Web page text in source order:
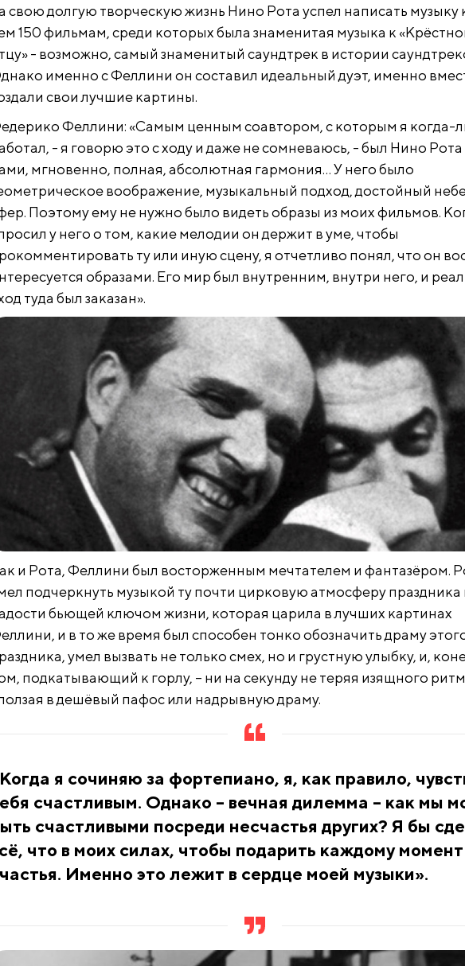
свою долгую творческую жизнь Нино Рота успел написать музыку
150 фильмам, среди которых была знаменитая музыка к
- возможно, самый знаменитый саундтрек в истории
именно с Феллини он составил идеальный дуэт, именно
свои лучшие картины.
Феллини: «Самым ценным соавтором, с которым я когда-
- я говорю это с ходу и даже не сомневаюсь, - был Нино
мгновенно, полная, абсолютная гармония… У него было
воображение, музыкальный подход, достойный
Поэтому ему не нужно было видеть образы из моих фильмов.
у него о том, какие мелодии он держит в уме, чтобы
ту или иную сцену, я отчетливо понял, что он
образами. Его мир был внутренним, внутри него, и
туда был заказан».
и Рота, Феллини был восторженным мечтателем и фантазёром.
подчеркнуть музыкой ту почти цирковую атмосферу праздника
бьющей ключом жизни, которая царила в лучших картинах
и в то же время был способен тонко обозначить драму
умел вызвать не только смех, но и грустную улыбку, и,
подкатывающий к горлу, – ни на секунду не теряя изящного
в дешёвый пафос или надрывную драму.
я сочиняю за фортепиано, я, как правило,
счастливым. Однако – вечная дилемма – как мы
счастливыми посреди несчастья других? Я бы
что в моих силах, чтобы подарить каждому момент
Именно это лежит в сердце моей музыки».